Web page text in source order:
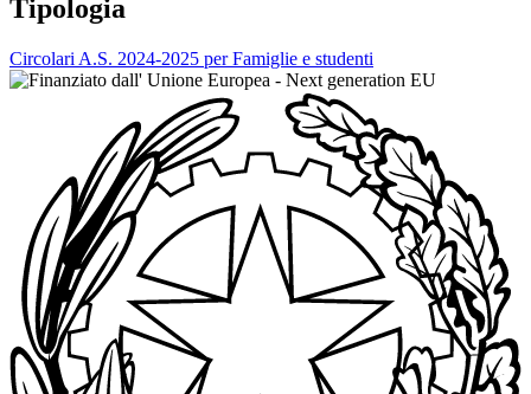
Tipologia
Circolari A.S. 2024-2025 per Famiglie e studenti